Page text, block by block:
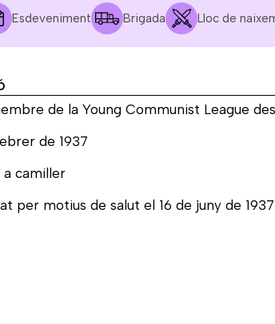
Esdeveniment Brigada Lloc de
de la Young Communist League
de 1937
a camiller
per motius de salut el 16 de juny de 1937